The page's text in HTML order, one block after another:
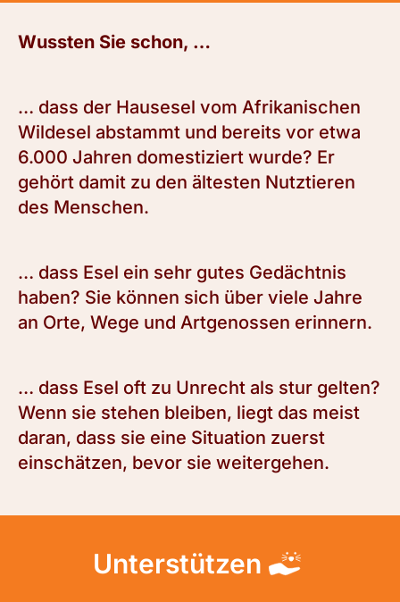
Wussten Sie schon, …
… dass der Hausesel vom Afrikanischen
Wildesel abstammt und bereits vor etwa
6.000 Jahren domestiziert wurde? Er
gehört damit zu den ältesten Nutztieren
des Menschen.
… dass Esel ein sehr gutes Gedächtnis
haben? Sie können sich über viele Jahre
an Orte, Wege und Artgenossen erinnern.
… dass Esel oft zu Unrecht als stur gelten?
Wenn sie stehen bleiben, liegt das meist
daran, dass sie eine Situation zuerst
einschätzen, bevor sie weitergehen.
Unterstützen